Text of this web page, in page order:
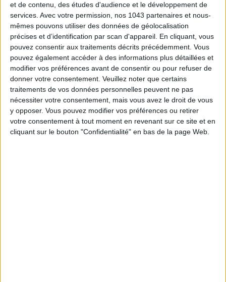
et de contenu, des études d'audience et le développement de
services. Avec votre permission, nos 1043 partenaires et nous-
mêmes pouvons utiliser des données de géolocalisation
précises et d’identification par scan d'appareil. En cliquant, vous
pouvez consentir aux traitements décrits précédemment. Vous
pouvez également accéder à des informations plus détaillées et
modifier vos préférences avant de consentir ou pour refuser de
donner votre consentement. Veuillez noter que certains
traitements de vos données personnelles peuvent ne pas
nécessiter votre consentement, mais vous avez le droit de vous
y opposer. Vous pouvez modifier vos préférences ou retirer
votre consentement à tout moment en revenant sur ce site et en
cliquant sur le bouton "Confidentialité" en bas de la page Web.
LES SACS D’ÉTÉ QUI DONNENT LE TON DE LA SAISON